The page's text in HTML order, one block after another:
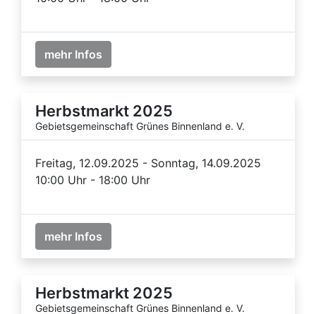
mehr Infos
Herbstmarkt 2025
Gebietsgemeinschaft Grünes Binnenland e. V.
Freitag, 12.09.2025 - Sonntag, 14.09.2025
10:00 Uhr - 18:00 Uhr
mehr Infos
Herbstmarkt 2025
Gebietsgemeinschaft Grünes Binnenland e. V.